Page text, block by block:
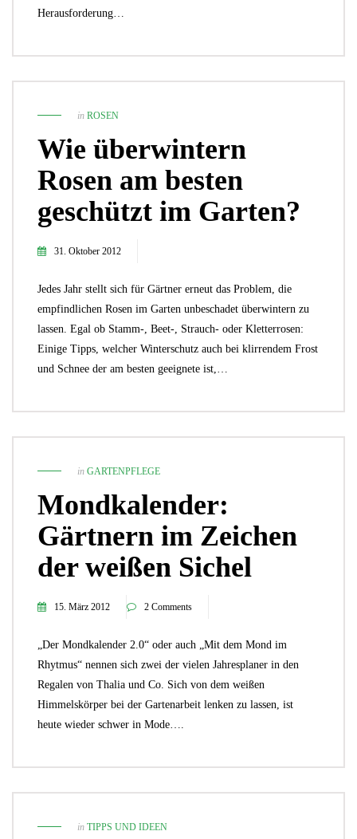
Herausforderung…
in ROSEN
Wie überwintern
Rosen am besten
geschützt im Garten?
31. Oktober 2012
Jedes Jahr stellt sich für Gärtner erneut das Problem, die
empfindlichen Rosen im Garten unbeschadet überwintern zu
lassen. Egal ob Stamm-, Beet-, Strauch- oder Kletterrosen:
Einige Tipps, welcher Winterschutz auch bei klirrendem Frost
und Schnee der am besten geeignete ist,…
in GARTENPFLEGE
Mondkalender:
Gärtnern im Zeichen
der weißen Sichel
15. März 2012 2 Comments
„Der Mondkalender 2.0“ oder auch „Mit dem Mond im
Rhytmus“ nennen sich zwei der vielen Jahresplaner in den
Regalen von Thalia und Co. Sich von dem weißen
Himmelskörper bei der Gartenarbeit lenken zu lassen, ist
heute wieder schwer in Mode….
in TIPPS UND IDEEN